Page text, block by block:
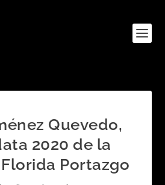
Quevedo,
2020 de la
Portazgo